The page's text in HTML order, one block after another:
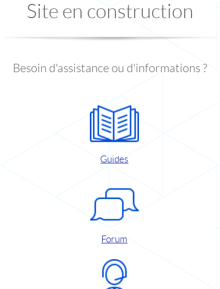
Site en construction
Besoin d'assistance ou d'informations ?
Guides
Forum